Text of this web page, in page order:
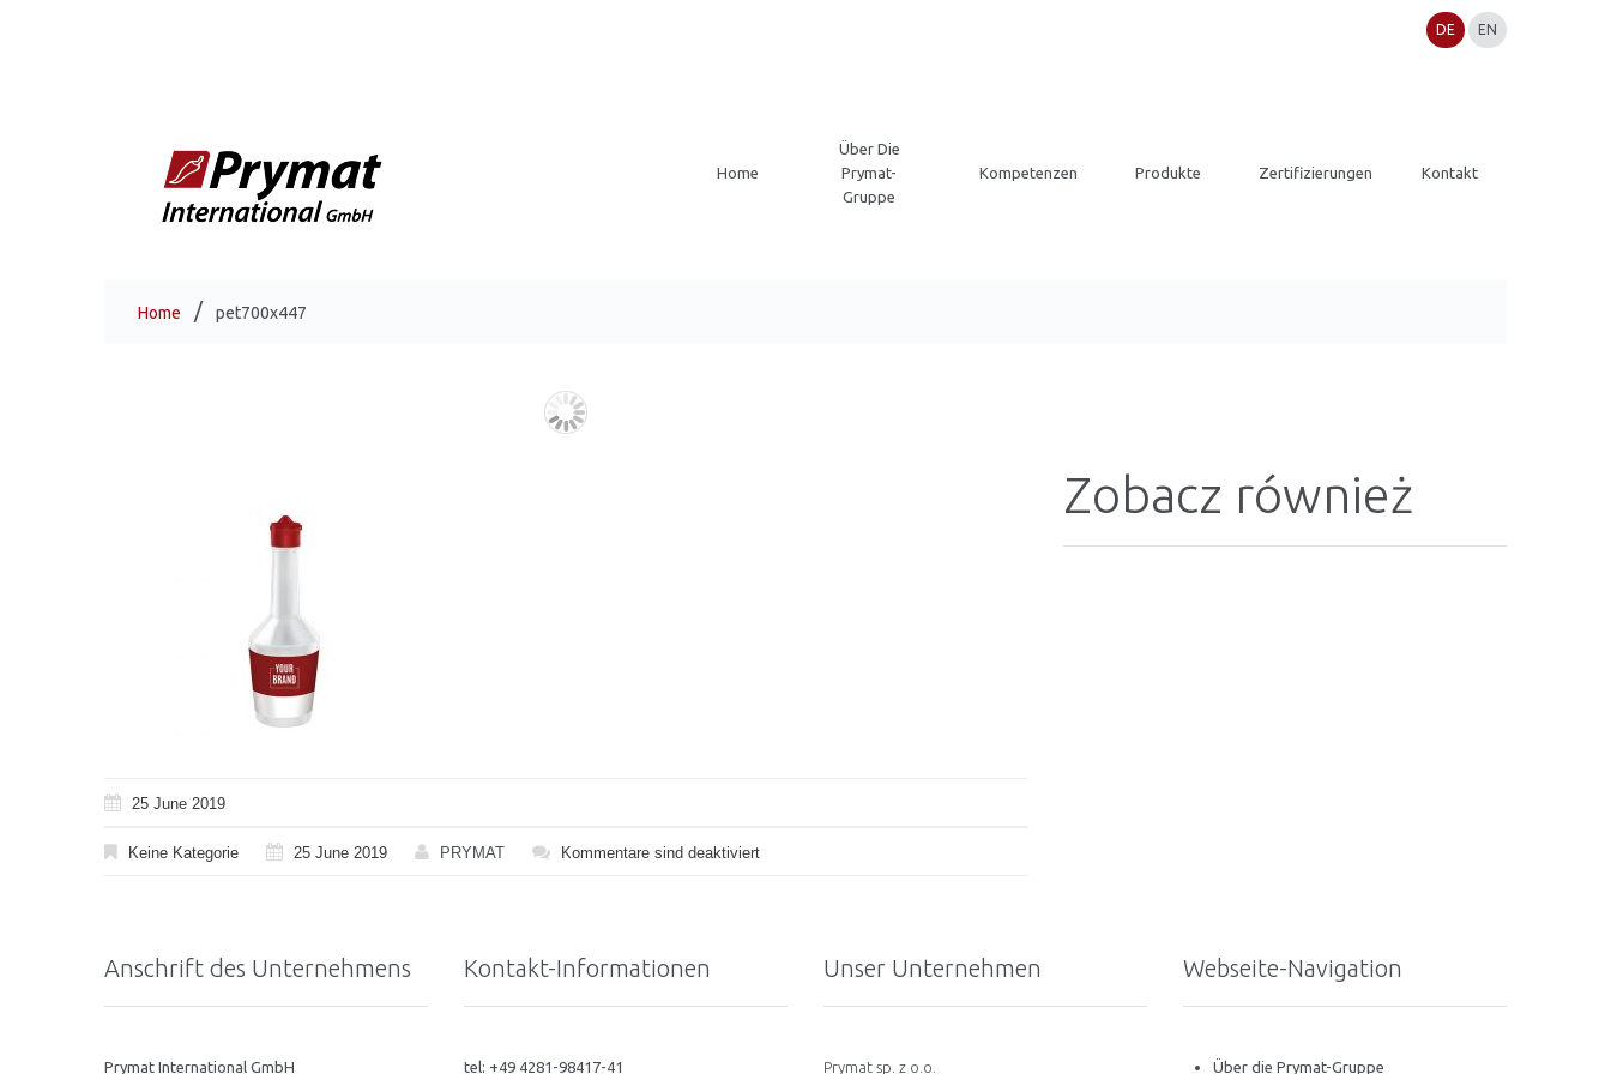
DE EN
Home
Über Die
Prymat-
Gruppe
Kompetenzen Produkte Zertifizierungen Kontakt
Home pet700x447
25 June 2019
Keine Kategorie 25 June 2019 PRYMAT Kommentare sind deaktiviert
Zobacz również
Anschrift des Unternehmens
Prymat International GmbH
Kontakt-Informationen
tel: +49 4281-98417-41
Unser Unternehmen
Prymat sp. z o.o.
Webseite-Navigation
Über die Prymat-Gruppe